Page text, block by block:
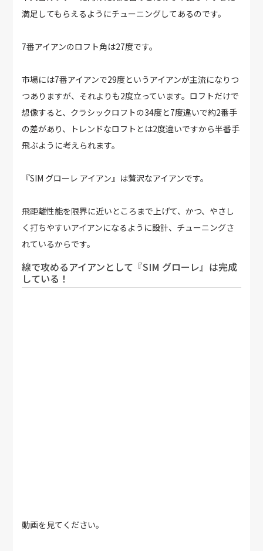
満足してもらえるようにチューニングしてあるのです。
7番アイアンのロフト角は27度です。
市場には7番アイアンで29度というアイアンが主流になりつ
つありますが、それよりも2度立っています。ロフトだけで
想像すると、クラシックロフトの34度と7度違いで約2番手
の差があり、トレンドなロフトとは2度違いですから半番手
飛ぶように考えられます。
『SIM グローレ アイアン』は贅沢なアイアンです。
飛距離性能を限界に近いところまで上げて、かつ、やさし
く打ちやすいアイアンになるように設計、チューニングさ
れているからです。
線で攻めるアイアンとして『SIM グローレ』は完成
している！
動画を見てください。